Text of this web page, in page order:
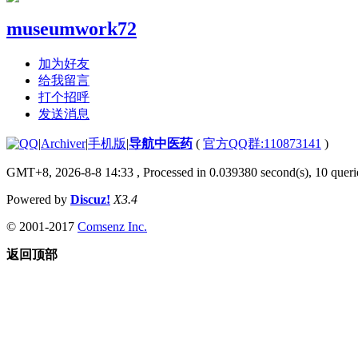
museumwork72
加为好友
给我留言
打个招呼
发送消息
|Archiver|手机版|导航中医药 ( 官方QQ群:110873141 )
GMT+8, 2026-8-8 14:33 , Processed in 0.039380 second(s), 10
Powered by Discuz! X3.4
© 2001-2017 Comsenz Inc.
返回顶部